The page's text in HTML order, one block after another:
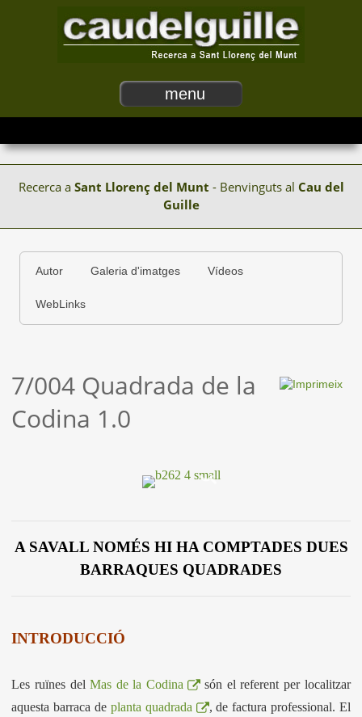
menu
Recerca a Sant Llorenç del Munt - Benvinguts al Cau del
Guille
Autor Galeria d'imatges Vídeos
WebLinks
7/004 Quadrada de la
Codina 1.0
A SAVALL NOMÉS HI HA COMPTADES DUES
BARRAQUES QUADRADES
INTRODUCCIÓ
Les ruïnes delMas de la Codina
són el referent per localitzar
aquesta barraca de planta quadrada
, de factura professional. El